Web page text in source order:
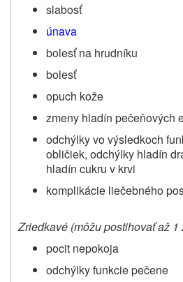
slabosť
únava
bolesť na hrudníku
bolesť
opuch kože
zmeny hladín pečeňových
odchýlky vo výsledkoch
obličiek, odchýlky hladín
hladín cukru v krvi
komplikácie liečebného
Zriedkavé (môžu postihovať až 1
pocit nepokoja
odchýlky funkcie pečene